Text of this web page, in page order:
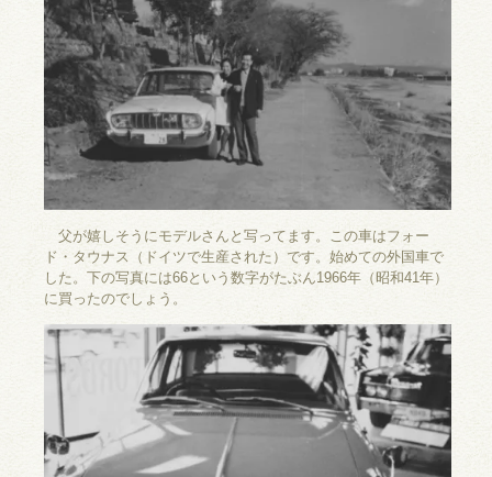
父が嬉しそうにモデルさんと写ってます。この車はフォー
ド・タウナス（ドイツで生産された）です。始めての外国車で
した。下の写真には66という数字がたぶん1966年（昭和41年）
に買ったのでしょう。